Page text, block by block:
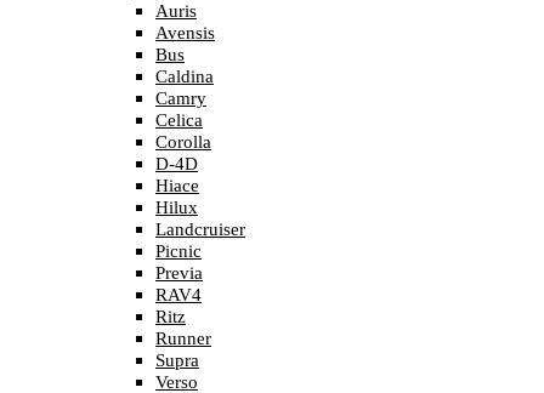
Auris
Avensis
Bus
Caldina
Camry
Celica
Corolla
D-4D
Hiace
Hilux
Landcruiser
Picnic
Previa
RAV4
Ritz
Runner
Supra
Verso